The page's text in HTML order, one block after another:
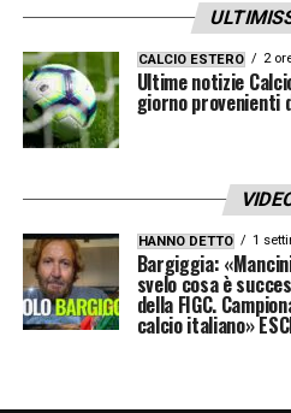
CALCIO ESTERO 2
Ultime notizie
giorno provenienti
HANNO DETTO 1
Bargiggia:
svelo cosa è
della FIGC.
calcio italiano»